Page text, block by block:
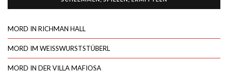
MORD IN RICHMAN HALL
MORD IM WEISSWURSTSTÜBERL
MORD IN DER VILLA MAFIOSA